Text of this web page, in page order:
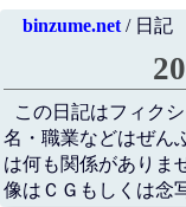
binzume.net/ 日記
この日記はフィク
名・職業などはぜん
は何も関係がありま
像はＣＧもしくは念